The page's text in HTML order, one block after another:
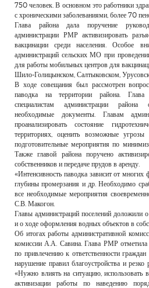
750 человек. В основном это работники
с хроническими заболеваниями, более 70
Глава района дала поручение
администрации РМР активизировать
вакцинации среди населения. Особое
администраций сельских МО при
для работы мобильных центров для
Шило-Голицынском, Салтыковском,
В ходе совещания был рассмотрен
паводка на территории района.
специалистам администрации района
необходимые документы. Главам
проанализировать состояние
территориях, оценить возможные
подготовительные мероприятия по
Также главой района поручено
собственников и передаче прудов в аренду.
«Интенсивность паводка зависит от многих
глубины промерзания и др. Необходимо
все необходимые мероприятия
С.В. Макогон.
Главы администраций поселений доложили
и о ходе оформления водных объектов в
Об итогах работы административной
комиссии А.А. Савина. Глава РМР отметила
по привлечению к ответственности
нарушение правил благоустройства и резко
«Нужно влиять на ситуацию,
активизации работы по наведению